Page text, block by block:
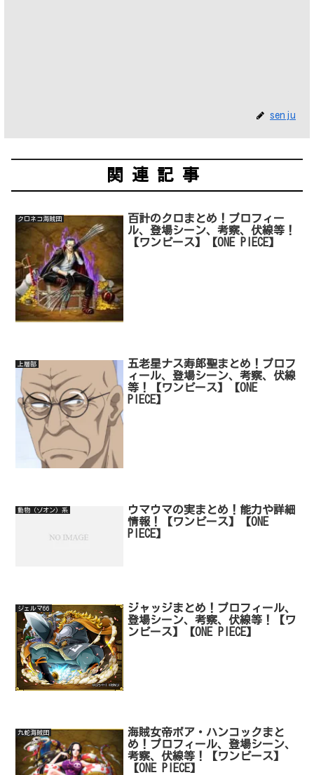
senju
関連記事
クロネコ海賊団
百計のクロまとめ！プロフィー
ル、登場シーン、考察、伏線等！
【ワンピース】【ONE PIECE】
上層部
五老星ナス寿郎聖まとめ！プロフ
ィール、登場シーン、考察、伏線
等！【ワンピース】【ONE
PIECE】
動物（ゾオン）系
ウマウマの実まとめ！能力や詳細
情報！【ワンピース】【ONE
PIECE】
ジェルマ66
ジャッジまとめ！プロフィール、
登場シーン、考察、伏線等！【ワ
ンピース】【ONE PIECE】
九蛇海賊団
海賊女帝ボア・ハンコックまと
め！プロフィール、登場シーン、
考察、伏線等！【ワンピース】
【ONE PIECE】